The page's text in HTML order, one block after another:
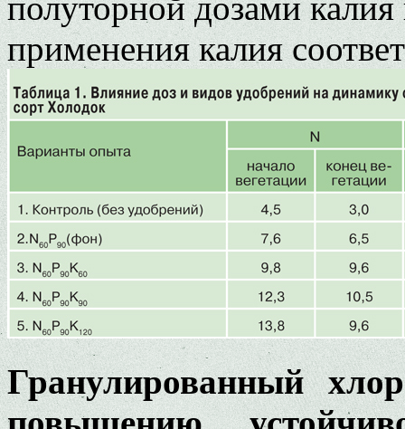
применения калия
Гранулированный